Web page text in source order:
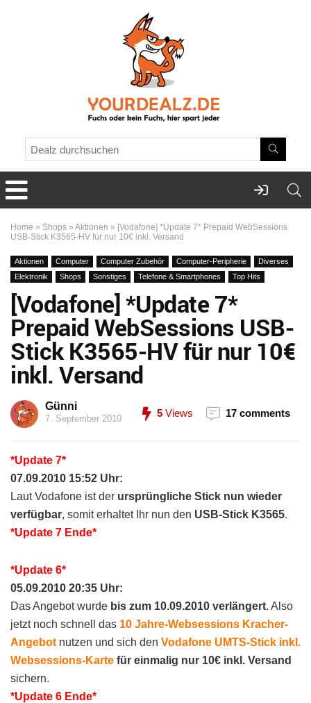
Home » Shops » Aktionen » [Vodafone] *Update 7* Prepaid WebSessions
USB-Stick K3565-HV für nur 10€ inkl. Versand
Aktionen Computer Computer Zubehör Computer-Peripherie
Diverses
Elektronik
Shops Sonstiges Telefone & Smartphones Top Hits
[Vodafone] *Update 7*
Prepaid WebSessions USB-
Stick K3565-HV für nur 10€
inkl. Versand
Günni
7. September 2010 5 Views 17 comments
*Update 7*
07.09.2010 15:52 Uhr:
Laut Vodafone ist der ursprüngliche Stick nun wieder
verfügbar, somit erhaltet Ihr nun den USB-Stick K3565.
*Update 7 Ende*
*Update 6*
05.09.2010 20:35 Uhr:
Das Angebot wurde bis zum 10.09.2010 verlängert. Also
jetzt noch schnell das 10 Jahre-Websessions Kracher-
Angebot nutzen und sich den Vodafone UMTS-Stick inkl.
Websessions-Karte für einmalig nur 10€ inkl. Versand
sichern.
*Update 6 Ende*